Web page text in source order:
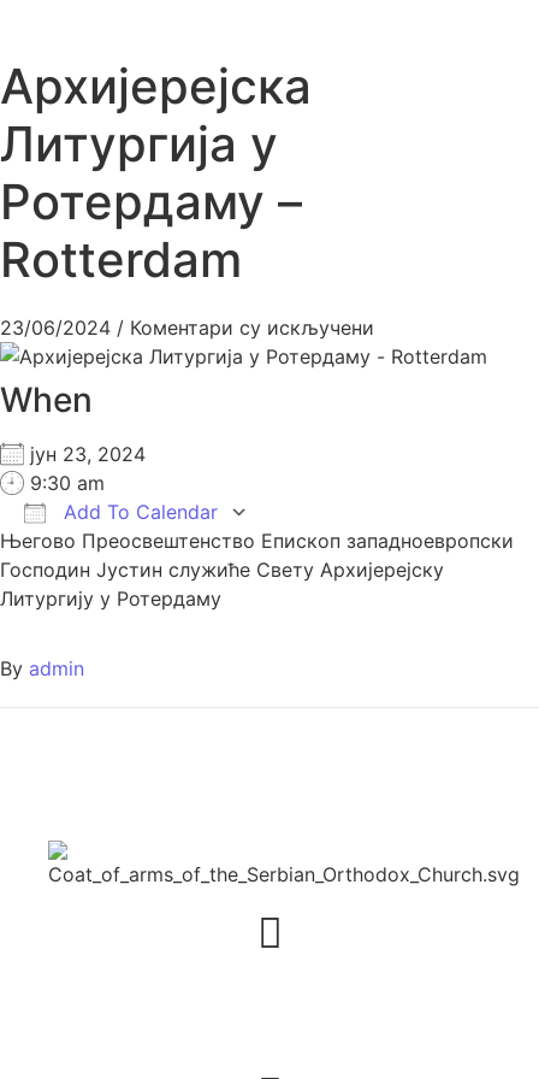
Архијерејска
Литургија у
Ротердаму –
Rotterdam
23/06/2024 / Коментари су искључени
When
јун 23, 2024
9:30 am
Add To Calendar
Download ICS
Google Calendar
iCalendarOffice 365Outlook Live
Његово Преосвештенство Епископ западноевропски
Господин Јустин служиће Свету Архијерејску
Литургију у Ротердаму
By admin